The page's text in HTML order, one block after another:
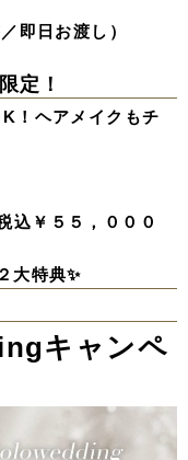
即日お渡し）
定 ！
！ヘアメイクもチ
込￥５５，０００
大特典✨
キャンペ